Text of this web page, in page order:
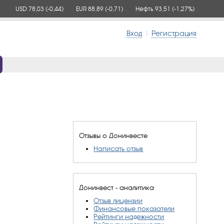
USD 78,03 (-0,44) EUR 88,89 (-0,71) Нефть 93,51 (-1,27%)
Вход | Регистрация
Отзывы о Донинвесте
Написать отзыв
Донинвест - аналитика
Отзыв лицензии
Финансовые показатели
Рейтинги надежности